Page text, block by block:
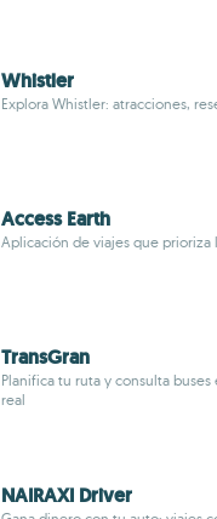
Whistler
Explora Whistler: atracciones,
Access Earth
Aplicación de viajes que prioriza
TransGran
Planifica tu ruta y consulta
real
NAIRAXI Driver